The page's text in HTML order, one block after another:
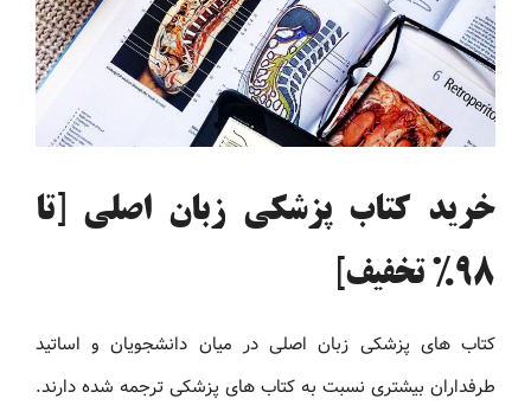
خرید کتاب پزشکی زبان اصلی [تا
98% تخفیف]
کتاب های پزشکی زبان اصلی در میان دانشجویان و اساتید
طرفداران بیشتری نسبت به کتاب های پزشکی ترجمه شده دارند.